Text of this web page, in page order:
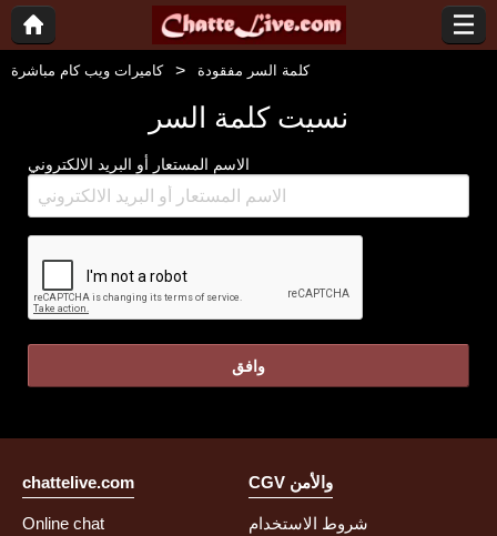
كاميرات ويب كام مباشرة كلمة السر مفقودة
نسيت كلمة السر
الاسم المستعار أو البريد الالكتروني
وافق
chattelive.com
Online chat
CGV والأمن
شروط الاستخدام